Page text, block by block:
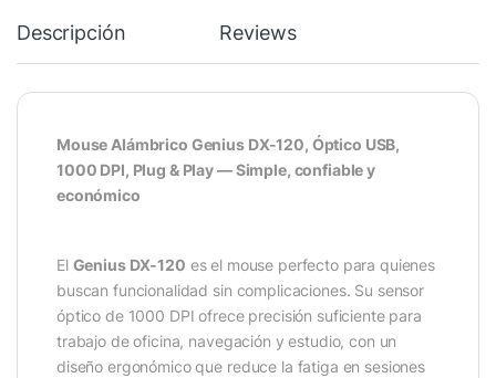
Descripción Reviews
Mouse Alámbrico Genius DX-120, Óptico USB,
1000 DPI, Plug & Play — Simple, confiable y
económico
El Genius DX-120 es el mouse perfecto para quienes
buscan funcionalidad sin complicaciones. Su sensor
óptico de 1000 DPI ofrece precisión suficiente para
trabajo de oficina, navegación y estudio, con un
diseño ergonómico que reduce la fatiga en sesiones